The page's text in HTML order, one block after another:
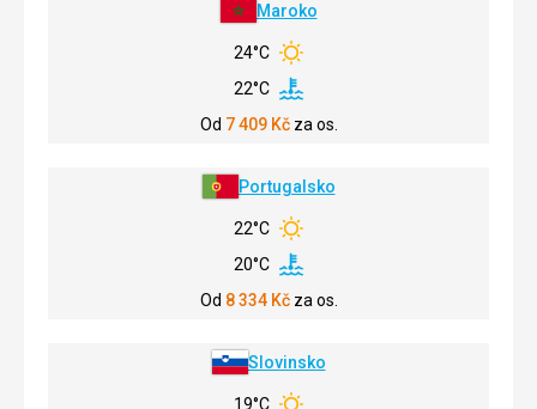
Maroko
24°C
22°C
Od 7 409Kč za os.
Portugalsko
22°C
20°C
Od 8 334Kč za os.
Slovinsko
19°C